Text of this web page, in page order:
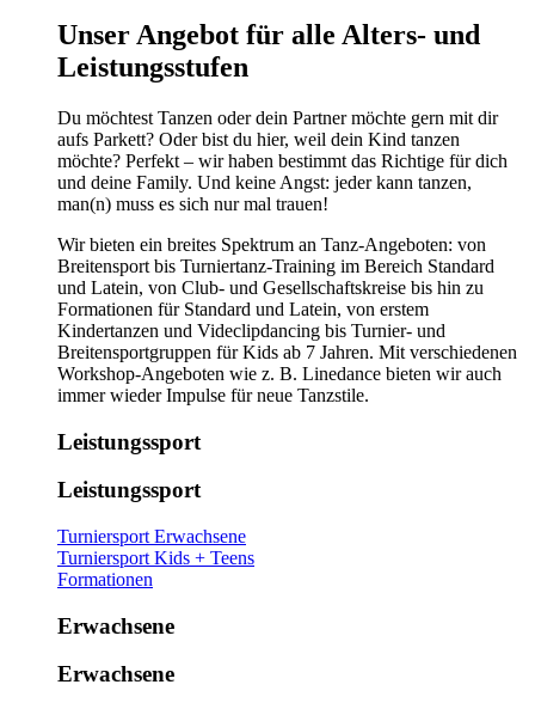
​​​Unser Angebot für alle Alters- und
Leistungsstufen
Du möchtest Tanzen oder dein Partner möchte gern mit dir
aufs Parkett? Oder bist du hier, weil dein Kind tanzen
möchte? Perfekt – wir haben bestimmt das Richtige für dich
und deine Family. Und keine Angst: jeder kann tanzen,
man(n) muss es sich nur mal trauen!
Wir bieten ein breites Spektrum an Tanz-Angeboten: von
Breitensport bis Turniertanz-Training im Bereich Standard
und Latein, von Club- und Gesellschaftskreise bis hin zu
Formationen für Standard und Latein, von erstem
Kindertanzen und Videclipdancing bis Turnier- und
Breitensportgruppen für Kids ab 7 Jahren. Mit verschiedenen
Workshop-Angeboten wie z. B. Linedance bieten wir auch
immer wieder Impulse für neue Tanzstile.
Leistungssport
Leistungssport
Turniersport Erwachsene
Turniersport Kids + Teens
Formationen
Erwachsene
Erwachsene